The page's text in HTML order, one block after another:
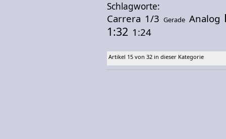
Schlagworte:
Carrera 1/3 Gerade Analog
1:32 1:24
Artikel 15 von 32 in dieser Kategorie